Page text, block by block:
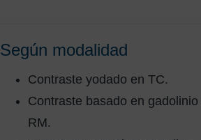
Según modalidad
Contraste yodado en TC.
Contraste basado en gadolinio
RM.